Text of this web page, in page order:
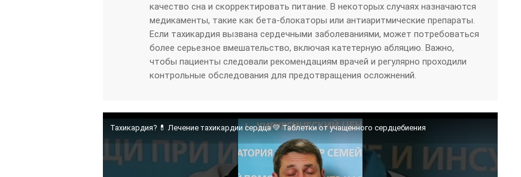
качество сна и скорректировать питание. В некоторых случаях назначаются
медикаменты, такие как бета-блокаторы или антиаритмические препараты.
Если тахикардия вызвана сердечными заболеваниями, может потребоваться
более серьезное вмешательство, включая катетерную абляцию. Важно,
чтобы пациенты следовали рекомендациям врачей и регулярно проходили
контрольные обследования для предотвращения осложнений.
Тахикардия? 💊 Лечение тахикардии сердца 💛 Таблетки от учащенного сердцебиения